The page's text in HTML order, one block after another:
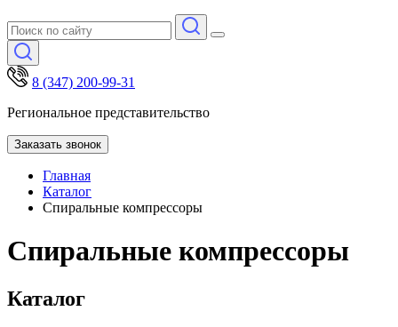
8 (347) 200-99-31
Региональное представительство
Заказать звонок
Главная
Каталог
Спиральные компрессоры
Спиральные компрессоры
Каталог